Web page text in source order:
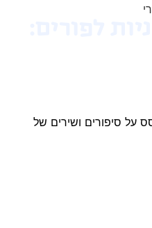
סיפורים ושירים של